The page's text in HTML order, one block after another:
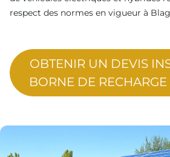
respect des normes en vigueur à
OBTENIR UN DEVIS
BORNE DE